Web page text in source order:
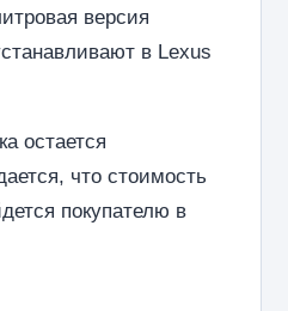
версия
в Lexus
остается
что стоимость
покупателю в